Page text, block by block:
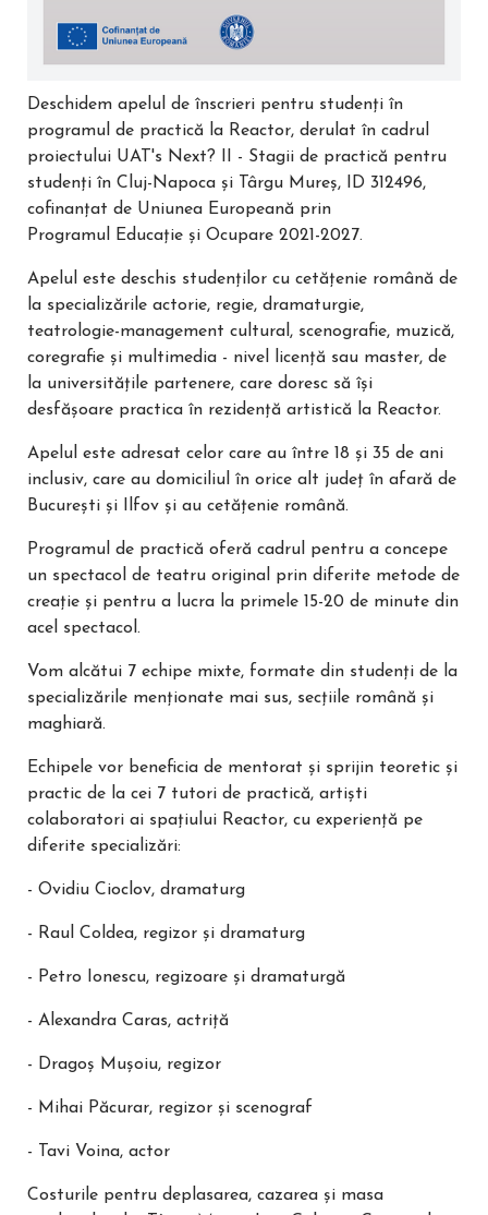
Deschidem apelul de înscrieri pentru studenți în
programul de practică la Reactor, derulat în cadrul
proiectului UAT's Next? II - Stagii de practică pentru
studenți în Cluj-Napoca și Târgu Mureș, ID 312496,
cofinanțat de Uniunea Europeană prin
Programul Educație și Ocupare 2021-2027.
Apelul este deschis studenților cu cetățenie română de
la specializările actorie, regie, dramaturgie,
teatrologie-management cultural, scenografie, muzică,
coregrafie și multimedia - nivel licență sau master, de
la universitățile partenere, care doresc să își
desfășoare practica în rezidență artistică la Reactor.
Apelul este adresat celor care au între 18 și 35 de ani
inclusiv, care au domiciliul în orice alt județ în afară de
București și Ilfov și au cetățenie română.
Programul de practică oferă cadrul pentru a concepe
un spectacol de teatru original prin diferite metode de
creație și pentru a lucra la primele 15-20 de minute din
acel spectacol.
Vom alcătui 7 echipe mixte, formate din studenți de la
specializările menționate mai sus, secțiile română și
maghiară.
Echipele vor beneficia de mentorat și sprijin teoretic și
practic de la cei 7 tutori de practică, artiști
colaboratori ai spațiului Reactor, cu experiență pe
diferite specializări:
- Ovidiu Cioclov, dramaturg
- Raul Coldea, regizor și dramaturg
- Petro Ionescu, regizoare și dramaturgă
- Alexandra Caras, actriță
- Dragoș Mușoiu, regizor
- Mihai Păcurar, regizor și scenograf
- Tavi Voina, actor
Costurile pentru deplasarea, cazarea și masa